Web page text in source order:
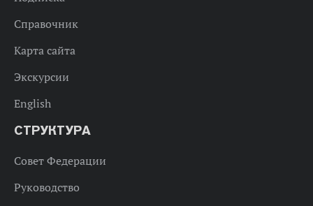
Справочник
Карта сайта
Экскурсии
English
СТРУКТУРА
Совет Федерации
Руководство